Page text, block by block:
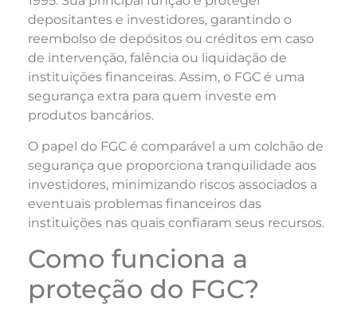
depositantes e investidores, garantindo o
reembolso de depósitos ou créditos em caso
de intervenção, falência ou liquidação de
instituições financeiras. Assim, o FGC é uma
segurança extra para quem investe em
produtos bancários.
O papel do FGC é comparável a um colchão de
segurança que proporciona tranquilidade aos
investidores, minimizando riscos associados a
eventuais problemas financeiros das
instituições nas quais confiaram seus recursos.
Como funciona a
proteção do FGC?